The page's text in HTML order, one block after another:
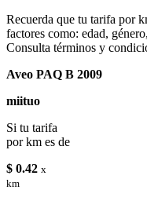
Recuerda que tu tarifa por
factores como: edad,
Consulta términos y
Aveo PAQ B 2009
miituo
Si tu tarifa
por km es de
$ 0.42 x
km